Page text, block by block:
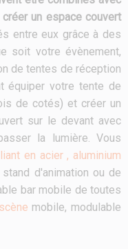
un espace couvert
entre eux grâce à des
soit votre évènement,
de tentes de réception
équiper votre tente de
de cotés) et créer un
sur le devant avec
la lumière. Vous
en acier , aluminium
d'animation ou de
bar mobile de toutes
mobile, modulable